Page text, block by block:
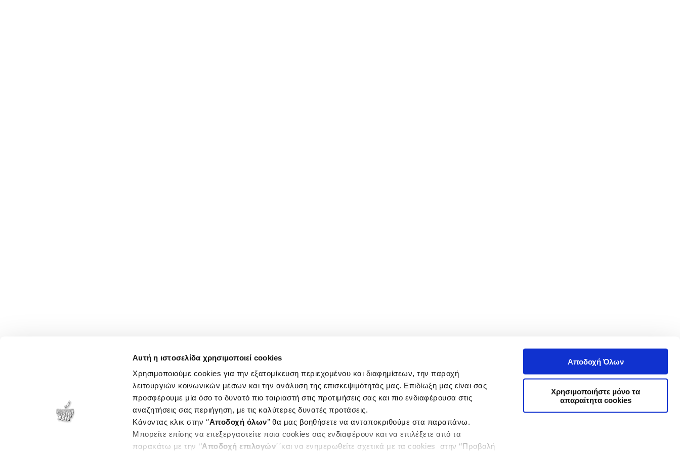
Αυτή η ιστοσελίδα χρησιμοποιεί cookies
Χρησιμοποιούμε cookies για την εξατομίκευση περιεχομένου και διαφημίσεων, την παροχή
λειτουργιών κοινωνικών μέσων και την ανάλυση της επισκεψιμότητάς μας. Επιδίωξη μας είναι σας
προσφέρουμε μία όσο το δυνατό πιο ταιριαστή στις προτιμήσεις σας και πιο ενδιαφέρουσα στις
αναζητήσεις σας περιήγηση, με τις καλύτερες δυνατές προτάσεις.
Κάνοντας κλικ στην ‘’Αποδοχή όλων’’ θα μας βοηθήσετε να ανταποκριθούμε στα παραπάνω.
Μπορείτε επίσης να επεξεργαστείτε ποια cookies σας ενδιαφέρουν και να επιλέξετε από τα
παρακάτω με την ‘’Αποδοχή επιλογών΄΄και να ενημερωθείτε σχετικά με τα cookies στην ‘’Προβολή
Αποδοχή Όλων
Χρησιμοποιήστε μόνο τα
απαραίτητα cookies